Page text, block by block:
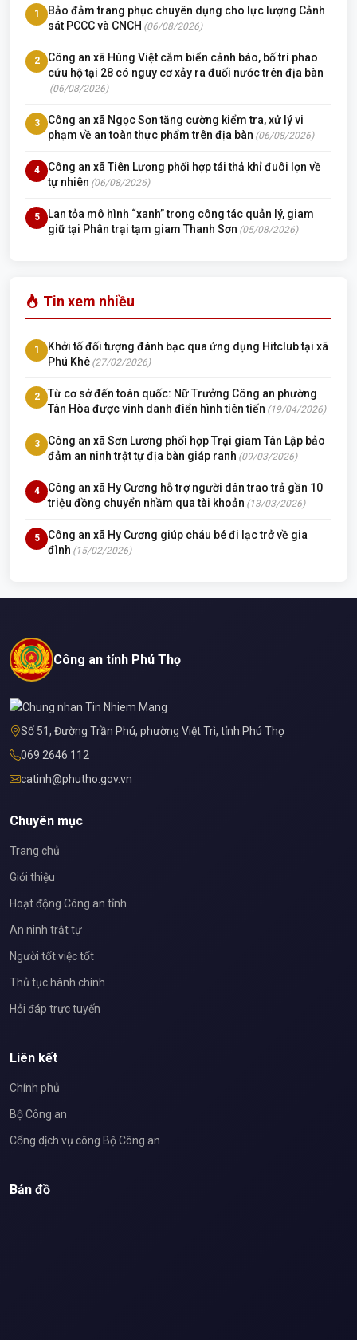
1
Bảo đảm trang phục chuyên dụng cho lực lượng Cảnh
sát PCCC và CNCH (06/08/2026)
2
Công an xã Hùng Việt cắm biển cảnh báo, bố trí phao
cứu hộ tại 28 có nguy cơ xảy ra đuối nước trên địa bàn
(06/08/2026)
3
Công an xã Ngọc Sơn tăng cường kiểm tra, xử lý vi
phạm về an toàn thực phẩm trên địa bàn (06/08/2026)
4
Công an xã Tiên Lương phối hợp tái thả khỉ đuôi lợn về
tự nhiên (06/08/2026)
5
Lan tỏa mô hình “xanh” trong công tác quản lý, giam
giữ tại Phân trại tạm giam Thanh Sơn (05/08/2026)
Tin xem nhiều
1
Khởi tố đối tượng đánh bạc qua ứng dụng Hitclub tại xã
Phú Khê (27/02/2026)
2
Từ cơ sở đến toàn quốc: Nữ Trưởng Công an phường
Tân Hòa được vinh danh điển hình tiên tiến (19/04/2026)
3
Công an xã Sơn Lương phối hợp Trại giam Tân Lập bảo
đảm an ninh trật tự địa bàn giáp ranh (09/03/2026)
4
Công an xã Hy Cương hỗ trợ người dân trao trả gần 10
triệu đồng chuyển nhầm qua tài khoản (13/03/2026)
5
Công an xã Hy Cương giúp cháu bé đi lạc trở về gia
đình (15/02/2026)
Công an tỉnh Phú Thọ
Số 51, Đường Trần Phú, phường Việt Trì, tỉnh Phú Thọ
069 2646 112
catinh@phutho.gov.vn
Chuyên mục
Trang chủ
Giới thiệu
Hoạt động Công an tỉnh
An ninh trật tự
Người tốt việc tốt
Thủ tục hành chính
Hỏi đáp trực tuyến
Liên kết
Chính phủ
Bộ Công an
Cổng dịch vụ công Bộ Công an
Bản đồ